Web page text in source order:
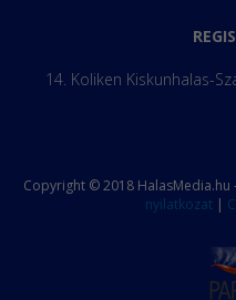
14. Koliken Kiskunhalas-
Copyright © 2018
nyilatkozat |